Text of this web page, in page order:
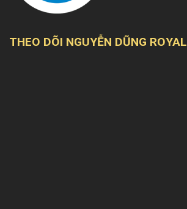
THEO DÕI NGUYỄN DŨNG ROYAL